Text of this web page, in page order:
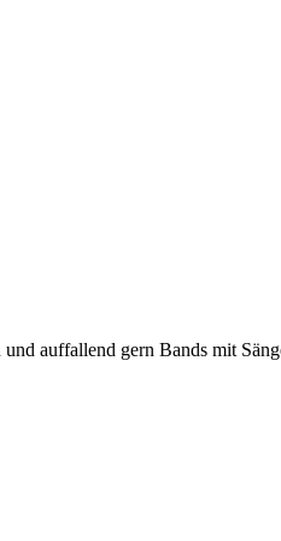
auffallend gern Bands mit